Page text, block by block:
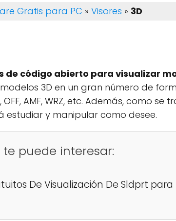
Gratis para PC » Visores » 3D
código abierto para visualizar
3D en un gran número de
OFF, AMF, WRZ, etc. Además,
y manipular como desee.
puede interesar:
De Visualización De Sldprt para